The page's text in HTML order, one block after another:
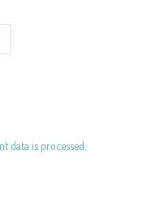
data is processed.